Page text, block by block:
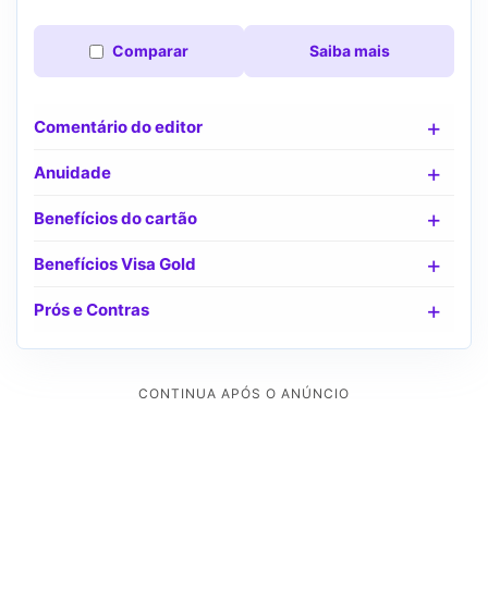
Comparar Saiba mais
Comentário do editor
Anuidade
Benefícios do cartão
Benefícios Visa Gold
Prós e Contras